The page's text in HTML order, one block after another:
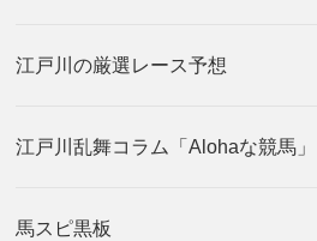
江戸川の厳選レース予想
江戸川乱舞コラム「Alohaな競馬」
馬スピ黒板